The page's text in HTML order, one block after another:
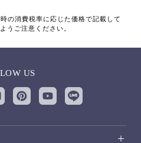
の消費税率に応じた価格で記載して
うご注意ください。
US